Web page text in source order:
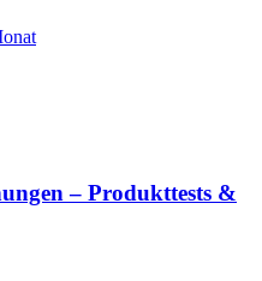
– Produkttests &